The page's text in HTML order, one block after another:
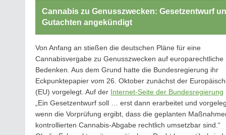
Cannabis zu Genusszwecken: Gesetzentwurf
Gutachten angekündigt
Von Anfang an stießen die deutschen Pläne für eine
Cannabisvergabe zu Genusszwecken auf europarechtliche
Bedenken. Aus dem Grund hatte die Bundesregierung ihr
Eckpunktepapier vom 26. Oktober zunächst der
(EU) vorgelegt. Auf der Internet-Seite der Bundesregierung
„Ein Gesetzentwurf soll … erst dann erarbeitet und
wenn die Vorprüfung ergibt, dass die geplanten
kontrollierten Cannabis-Abgabe rechtlich umsetzbar sind.“